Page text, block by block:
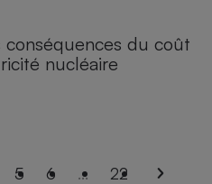
conséquences du coût
nucléaire
5 6 ... 22